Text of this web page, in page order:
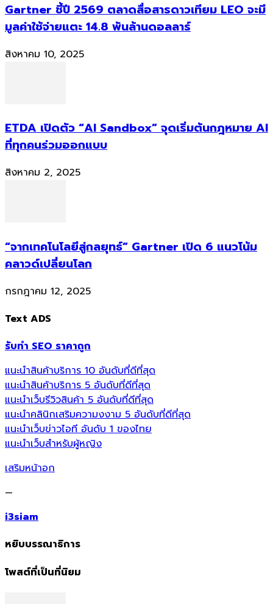
Gartner ชี้ปี 2569 ตลาดสื่อสารดาวเทียม LEO จะมี
มูลค่าใช้จ่ายแตะ 14.8 พันล้านดอลลาร์
สิงหาคม 10, 2025
ETDA เปิดตัว “AI Sandbox” จุดเริ่มต้นกฎหมาย AI
ที่ทุกคนร่วมออกแบบ
สิงหาคม 2, 2025
“จากเทคโนโลยีสู่กลยุทธ์” Gartner เปิด 6 แนวโน้ม
คลาวด์เปลี่ยนโลก
กรกฎาคม 12, 2025
Text ADS
รับทำ SEO ราคาถูก
แนะนำสินค้าบริการ 10 อันดับที่ดีที่สุด
แนะนำสินค้าบริการ 5 อันดับที่ดีที่สุด
แนะนำเว็บรีวิวสินค้า 5 อันดับที่ดีที่สุด
แนะนำคลินิกเสริมความงงาม 5 อันดับที่ดีที่สุด
แนะนำเว็บข่าวไอที อันดับ 1 ของไทย
แนะนำเว็บสำหรับผู้หญิง
เสริมหน้าอก
—
i3siam
หยิบบรรณาธิการ
โพสต์ที่เป็นที่นิยม